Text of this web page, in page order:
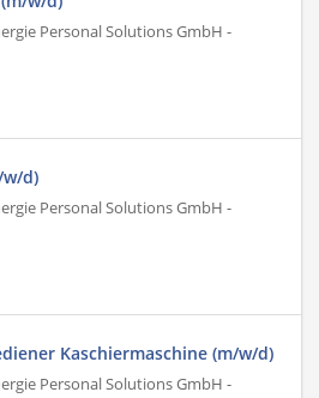
Personal Solutions GmbH -
d)
Personal Solutions GmbH -
Kaschiermaschine (m/w/d)
Personal Solutions GmbH -